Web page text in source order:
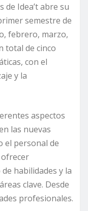
Idea’t abre su
semestre de
febrero, marzo,
total de cinco
con el
y la
aspectos
las nuevas
el personal de
ofrecer
habilidades y la
clave. Desde
profesionales.